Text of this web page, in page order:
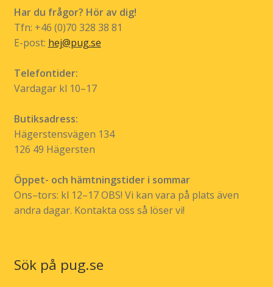
Har du frågor? Hör av dig!
Tfn: +46 (0)70 328 38 81
E-post: hej@pug.se
Telefontider:
Vardagar kl 10–17
Butiksadress:
Hägerstensvägen 134
126 49 Hägersten
Öppet- och hämtningstider i sommar
Ons–tors: kl 12–17 OBS! Vi kan vara på plats även
andra dagar. Kontakta oss så löser vi!
Sök på pug.se